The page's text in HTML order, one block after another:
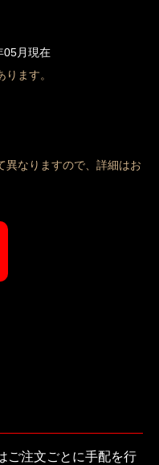
月現在
ます。
異なりますので、詳細はお
ご注文ごとに手配を行